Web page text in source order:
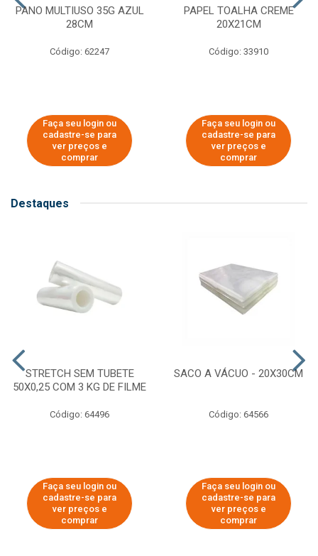
PANO MULTIUSO 35G AZUL
28CM
Código: 62247
Faça seu login ou
cadastre-se para
ver preços e
comprar
PAPEL TOALHA CREME
20X21CM
Código: 33910
Faça seu login ou
cadastre-se para
ver preços e
comprar
Destaques
STRETCH SEM TUBETE
50X0,25 COM 3 KG DE FILME
Código: 64496
Faça seu login ou
cadastre-se para
ver preços e
comprar
SACO A VÁCUO - 20X30CM
Código: 64566
Faça seu login ou
cadastre-se para
ver preços e
comprar